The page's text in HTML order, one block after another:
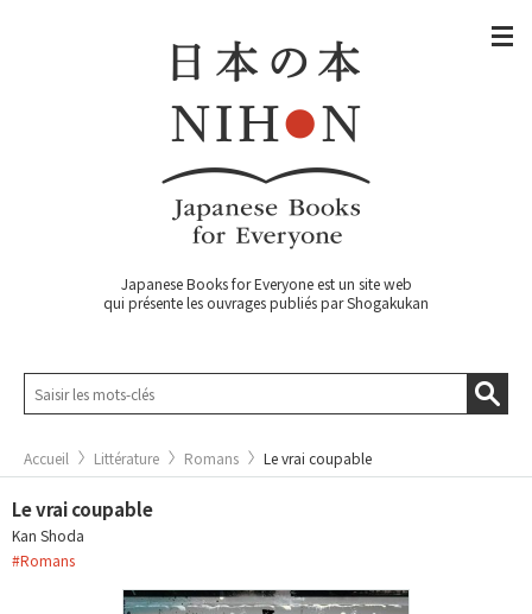
Japanese Books for Everyone est un site web
qui présente les ouvrages publiés par Shogakukan
Accueil Littérature Romans Le vrai coupable
Le vrai coupable
Kan Shoda
#Romans